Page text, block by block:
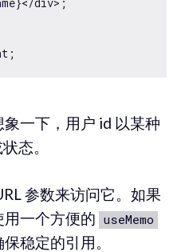
一下，用户 id 以某种
态。
参数来访问它。如果
一个方便的 useMemo
稳定的引用。